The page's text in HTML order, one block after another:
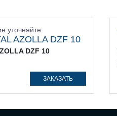
уточняйте
DZF 10
ЗАКАЗАТЬ